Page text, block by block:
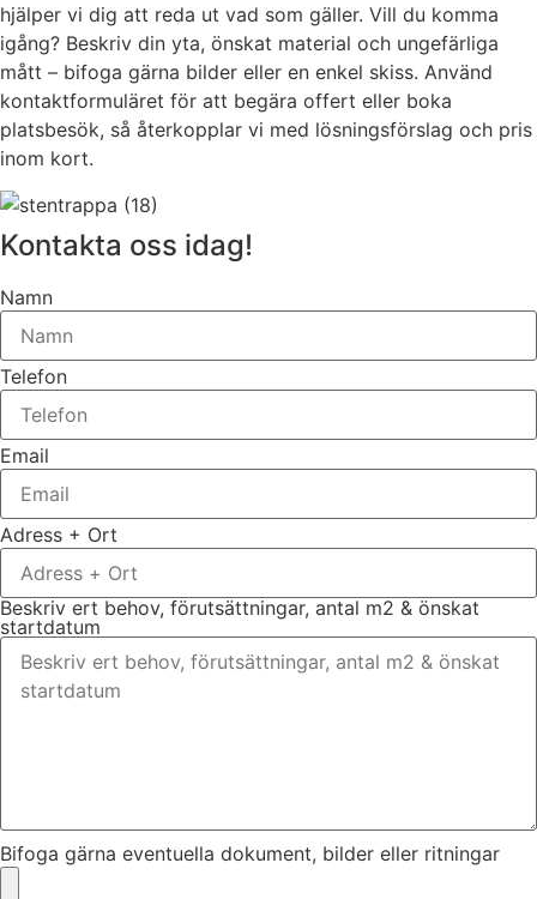
hjälper vi dig att reda ut vad som gäller. Vill du komma
igång? Beskriv din yta, önskat material och ungefärliga
mått – bifoga gärna bilder eller en enkel skiss. Använd
kontaktformuläret för att begära offert eller boka
platsbesök, så återkopplar vi med lösningsförslag och pris
inom kort.
Kontakta oss idag!
Namn
Telefon
Email
Adress + Ort
Beskriv ert behov, förutsättningar, antal m2 & önskat
startdatum
Bifoga gärna eventuella dokument, bilder eller ritningar